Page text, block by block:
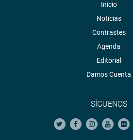
Inicio
Noticias
Contrastes
Agenda
Editorial
Damos Cuenta
SÍGUENOS